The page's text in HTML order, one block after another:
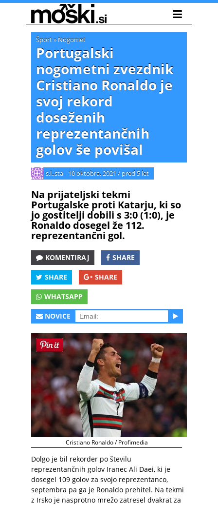
Šport» Nogomet
Portugalski
nogometni zvezdnik
Cristiano Ronaldo je
svoj rekord
doseženih
reprezentančnih
golov še povišal
s.l.,sta 10 oktobra, 2021 / pred 5 let
Na prijateljski tekmi
Portugalske proti Katarju, ki so
jo gostitelji dobili s 3:0 (1:0), je
Ronaldo dosegel že 112.
reprezentančni gol.
KOMENTIRAJ SHARE
SHARE SHARE
WHATSAPP
NOVICE
Cristiano Ronaldo / Profimedia
Dolgo je bil rekorder po številu
reprezentančnih golov Iranec Ali Daei, ki je
dosegel 109 golov za svojo reprezentanco,
septembra pa ga je Ronaldo prehitel. Na tekmi
z Irsko je nasprotno mrežo zatresel dvakrat za